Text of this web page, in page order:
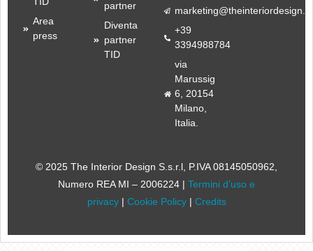
Area
press
partner
Diventa
partner
TID
marketing@theinteriordesign.it
+39
3394988784
via
Marussig
6, 20154
Milano,
Italia.
© 2025 The Interior Design S.s.r.l, P.IVA 08145050962,
Numero REA MI – 2006224 | Termini d’uso e
privacy| Cookie Policy| Credits